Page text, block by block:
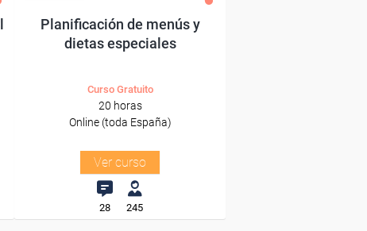
Planificación de menús y
dietas especiales
Curso Gratuito
20 horas
Online (toda España)
Ver curso
28 245